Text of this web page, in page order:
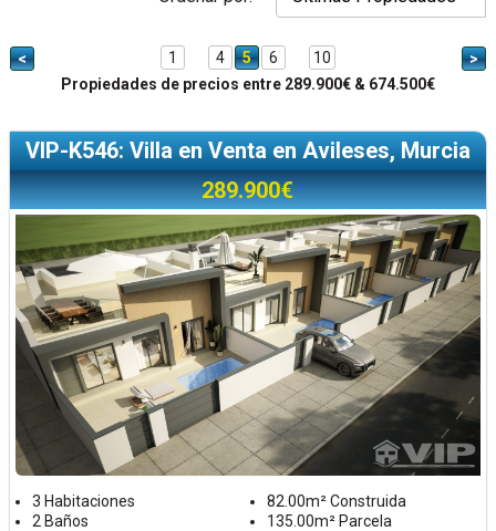
< 1 4
5
Propiedades de precios entre 289.900€ & 674.500€
6 10 >
VIP-K546: Villa en Venta en Avileses, Murcia
289.900€
3 Habitaciones
2 Baños
82.00m² Construida
135.00m² Parcela